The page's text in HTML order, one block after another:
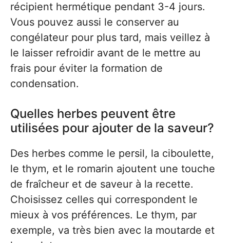
récipient hermétique pendant 3-4 jours.
Vous pouvez aussi le conserver au
congélateur pour plus tard, mais veillez à
le laisser refroidir avant de le mettre au
frais pour éviter la formation de
condensation.
Quelles herbes peuvent être
utilisées pour ajouter de la saveur?
Des herbes comme le persil, la ciboulette,
le thym, et le romarin ajoutent une touche
de fraîcheur et de saveur à la recette.
Choisissez celles qui correspondent le
mieux à vos préférences. Le thym, par
exemple, va très bien avec la moutarde et